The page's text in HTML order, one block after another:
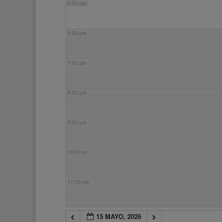
5:00 pm
6:00 pm
7:00 pm
8:00 pm
9:00 pm
10:00 pm
11:00 pm
15 MAYO, 2026